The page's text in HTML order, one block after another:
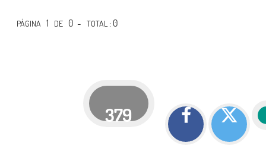
PÁGINA 1 DE 0 -TOTAL: 0
379